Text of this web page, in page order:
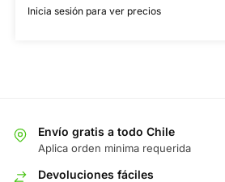
Inicia sesión para ver precios
Envío gratis a todo Chile
Aplica orden minima requerida
Devoluciones fáciles